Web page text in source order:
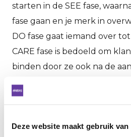
Deze website maakt gebruik van
starten in de SEE fase,
fase gaan en je merk in
DO fase gaat iemand over
CARE fase is bedoeld om
binden door ze ook na de
marketingactiviteiten voor